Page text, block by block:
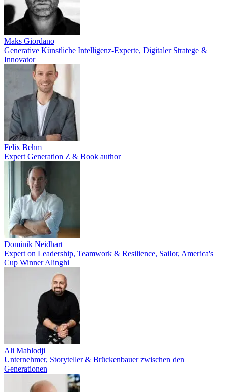
Maks Giordano
Generative Künstliche Intelligenz-Experte, Digitaler Stratege &
Innovator
Felix Behm
Expert Generation Z & Book author
Dominik Neidhart
Expert on Leadership, Teamwork & Resilience, Sailor, America's
Cup Winner Alinghi
Ali Mahlodji
Unternehmer, Storyteller & Brückenbauer zwischen den
Generationen